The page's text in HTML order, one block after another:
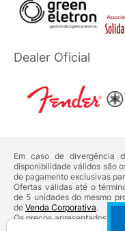
Dealer Oficial
Em caso de divergência
disponibilidade válidos são
de pagamento exclusivas
Ofertas válidas até o
de 5 unidades do mesmo
de Venda Corporativa.
Os preços apresentados no
qualquer outro meio de